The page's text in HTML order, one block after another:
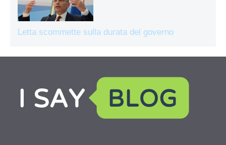
Letta scommette sulla durata del governo